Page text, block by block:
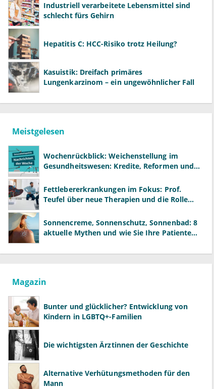
Industriell verarbeitete Lebensmittel sind
schlecht fürs Gehirn
Hepatitis C: HCC-Risiko trotz Heilung?
Kasuistik: Dreifach primäres
Lungenkarzinom – ein ungewöhnlicher Fall
Meistgelesen
Wochenrückblick: Weichenstellung im
Gesundheitswesen: Kredite, Reformen und
Fettlebererkrankungen im Fokus: Prof.
Teufel über neue Therapien und die Rolle
Sonnencreme, Sonnenschutz, Sonnenbad: 8
aktuelle Mythen und wie Sie Ihre Patienten
Magazin
Bunter und glücklicher? Entwicklung von
Kindern in LGBTQ+-Familien
Die wichtigsten Ärztinnen der Geschichte
Alternative Verhütungsmethoden für den
Mann